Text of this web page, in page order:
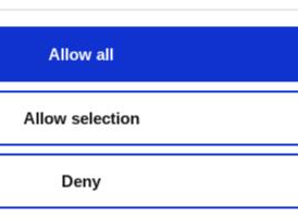
Allow all
Allow selection
Deny
1468
352
kcal
Kcal
7%
23 g 8,5g 12%